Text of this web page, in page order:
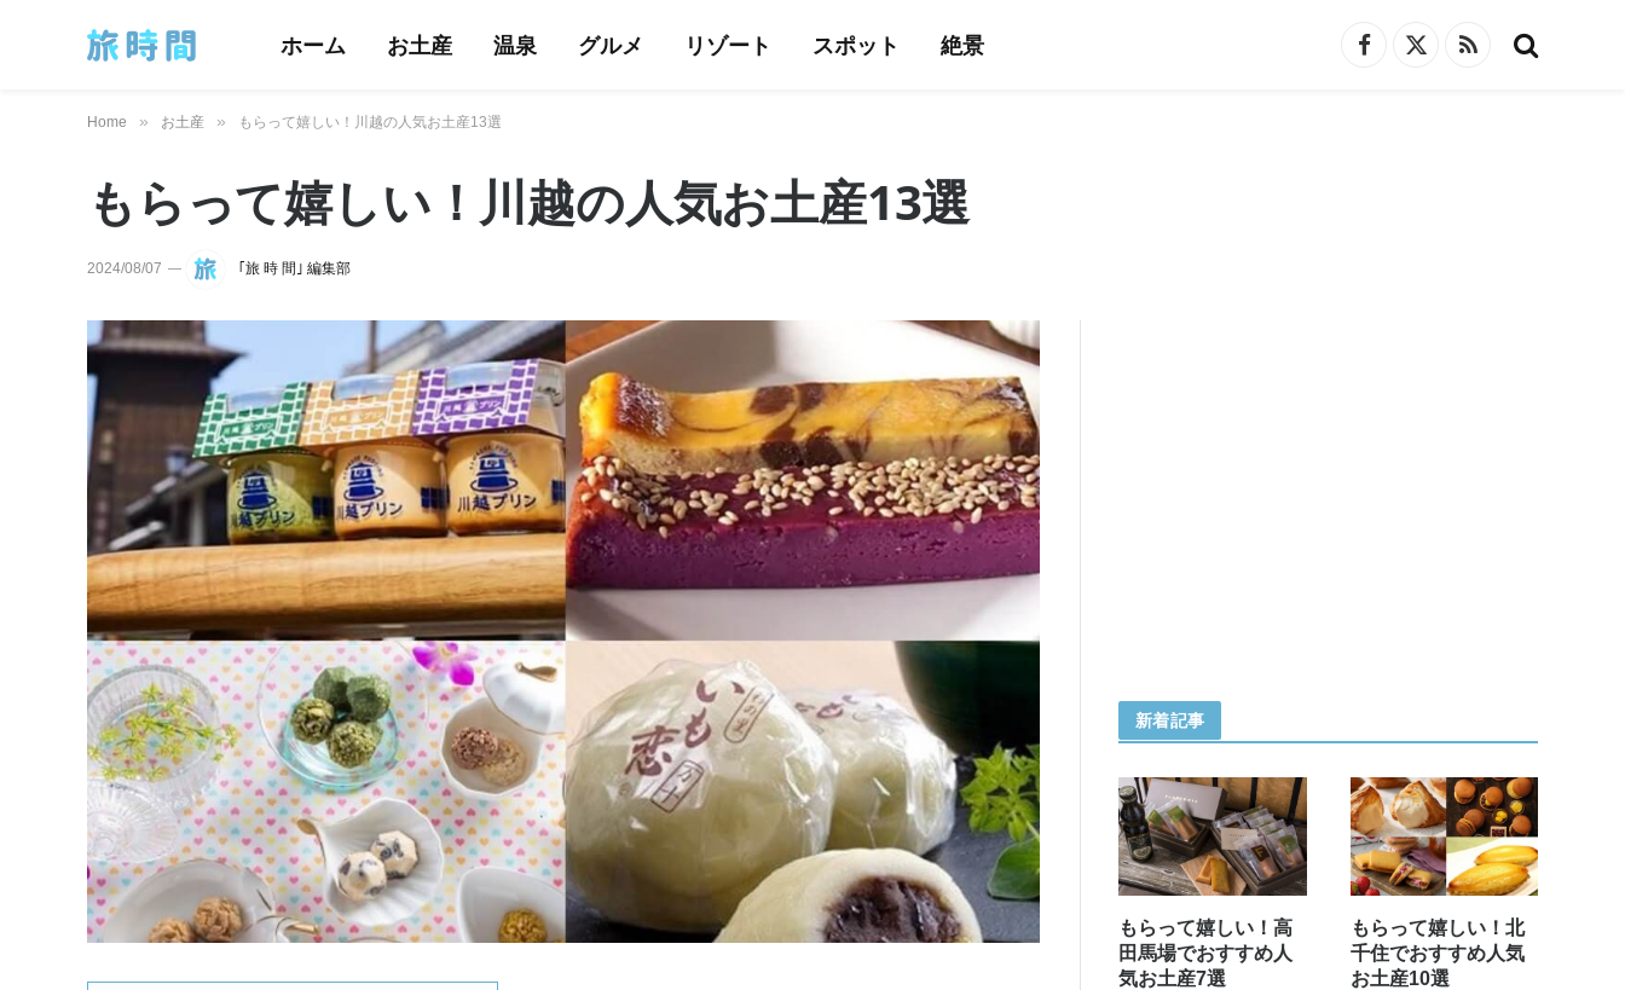
ホーム お土産 温泉 グルメ リゾート スポット 絶景 Facebook
X
RSS
Home » お土産 » もらって嬉しい！川越の人気お土産13選
もらって嬉しい！川越の人気お土産13選
2024/08/07 ｢旅 時 間｣ 編集部
新着記事
もらって嬉しい！高
田馬場でおすすめ人
気お土産7選
もらって嬉しい！北
千住でおすすめ人気
お土産10選